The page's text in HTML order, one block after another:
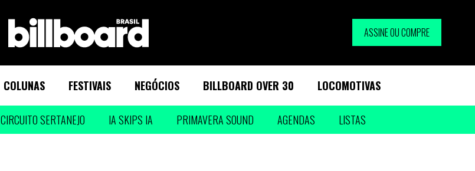
ASSINE OU COMPRE
COLUNAS FESTIVAIS NEGÓCIOS BILLBOARD OVER 30 LOCOMOTIVAS
CIRCUITO SERTANEJO IA SKIPS IA PRIMAVERA SOUND AGENDAS LISTAS